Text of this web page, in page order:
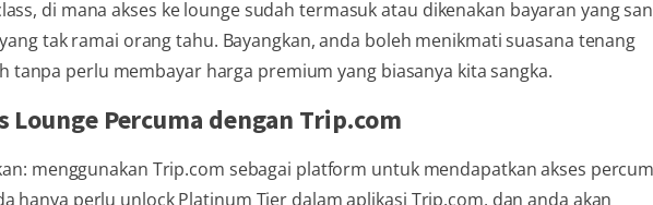
di mana akses ke lounge sudah termasuk atau dikenakan bayaran yang
tak ramai orang tahu. Bayangkan, anda boleh menikmati suasana tenang
tanpa perlu membayar harga premium yang biasanya kita sangka.
Lounge Percuma dengan Trip.com
menggunakan Trip.com sebagai platform untuk mendapatkan akses
hanya perlu unlock Platinum Tier dalam aplikasi Trip.com, dan anda akan